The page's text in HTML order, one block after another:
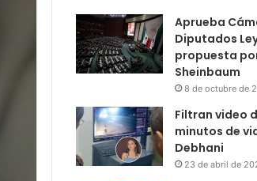
Aprueba
Diputados
propuesta
Sheinbaum
8 de octubre de
Filtran video
minutos de
Debhani
23 de abril de